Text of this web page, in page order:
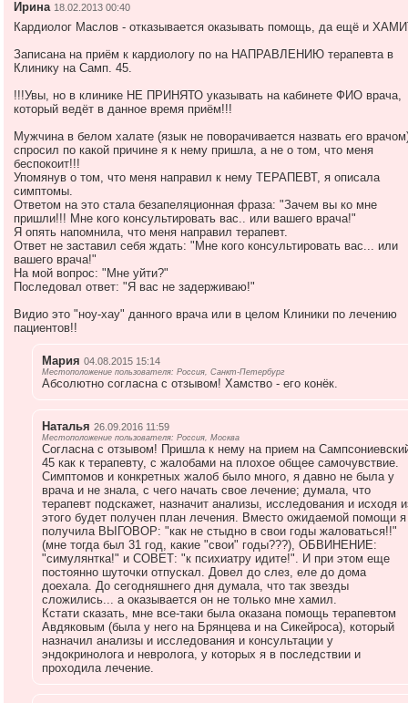
Ирина 18.02.2013 00:40
Кардиолог Маслов - отказывается оказывать помощь, да ещё и
Записана на приём к кардиологу по на НАПРАВЛЕНИЮ терапевта в
Клинику на Самп. 45.
!!!Увы, но в клинике НЕ ПРИНЯТО указывать на кабинете ФИО врача,
который ведёт в данное время приём!!!
Мужчина в белом халате (язык не поворачивается назвать его
спросил по какой причине я к нему пришла, а не о том, что меня
беспокоит!!!
Упомянув о том, что меня направил к нему ТЕРАПЕВТ, я описала
симптомы.
Ответом на это стала безапеляционная фраза: "Зачем вы ко мне
пришли!!! Мне кого консультировать вас.. или вашего врача!"
Я опять напомнила, что меня направил терапевт.
Ответ не заставил себя ждать: "Мне кого консультировать вас... или
вашего врача!"
На мой вопрос: "Мне уйти?"
Последовал ответ: "Я вас не задерживаю!"
Видио это "ноу-хау" данного врача или в целом Клиники по лечению
пациентов!!
Мария 04.08.2015 15:14
Местоположение пользователя: Россия, Санкт-Петербург
Абсолютно согласна с отзывом! Хамство - его конёк.
Наталья 26.09.2016 11:59
Местоположение пользователя: Россия, Москва
Согласна с отзывом! Пришла к нему на прием на
45 как к терапевту, с жалобами на плохое общее самочувствие.
Симптомов и конкретных жалоб было много, я давно не была у
врача и не знала, с чего начать свое лечение; думала, что
терапевт подскажет, назначит анализы, исследования и исходя
этого будет получен план лечения. Вместо ожидаемой помощи я
получила ВЫГОВОР: "как не стыдно в свои годы жаловаться!!"
(мне тогда был 31 год, какие "свои" годы???), ОБВИНЕНИЕ:
"симулянтка!" и СОВЕТ: "к психиатру идите!". И при этом еще
постоянно шуточки отпускал. Довел до слез, еле до дома
доехала. До сегодняшнего дня думала, что так звезды
сложились... а оказывается он не только мне хамил.
Кстати сказать, мне все-таки была оказана помощь терапевтом
Авдяковым (была у него на Брянцева и на Сикейроса), который
назначил анализы и исследования и консультации у
эндокринолога и невролога, у которых я в последствии и
проходила лечение.